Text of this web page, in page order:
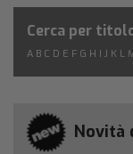
Cerca per
A B C D E F G H I J K L
Novità